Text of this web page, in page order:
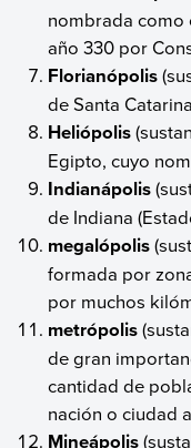
nombrada como
año 330 por
Florianópolis
de Santa
Heliópolis
Egipto, cuyo
Indianápolis
de Indiana
megalópolis
formada por
por muchos
metrópolis
de gran
cantidad de
nación o ciudad
Mineápolis